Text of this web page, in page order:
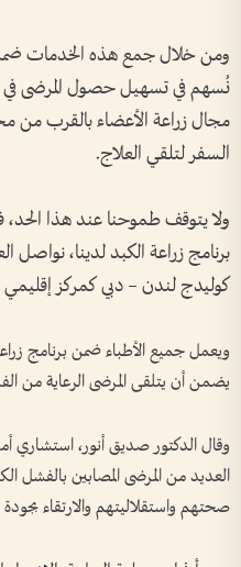
ومن خلال جمع هذه الخدمات
نُسهم في تسهيل حصول المرضى في
مجال زراعة الأعضاء بالقرب من
السفر لتلقي العلاج.
ولا يتوقف طموحنا عند هذا الحد،
برنامج زراعة الكبد لدينا،
كوليدج لندن – دبي كمركز إقليمي
ويعمل جميع الأطباء ضمن برنامج
يضمن أن يتلقى المرضى الرعاية من
وقال الدكتور صديق أنور، استشاري
العديد من المرضى المصابين بالفشل
صحتهم واستقلاليتهم والارتقاء